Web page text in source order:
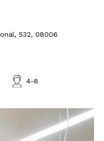
532, 08006
4-8